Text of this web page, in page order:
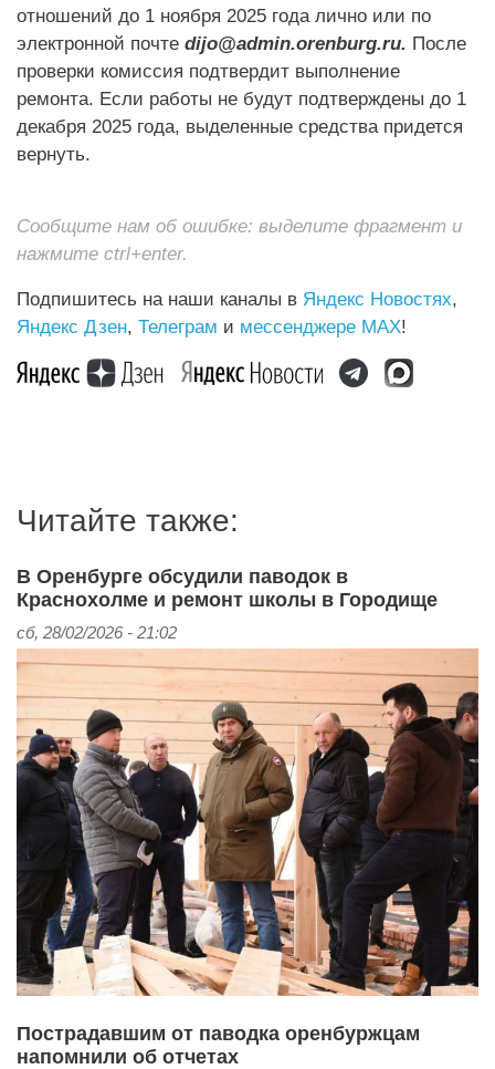
отношений до 1 ноября 2025 года лично или по
электронной почте dijo@admin.orenburg.ru. После
проверки комиссия подтвердит выполнение
ремонта. Если работы не будут подтверждены до 1
декабря 2025 года, выделенные средства придется
вернуть.
Сообщите нам об ошибке: выделите фрагмент и
нажмите ctrl+enter.
Подпишитесь на наши каналы в Яндекс Новостях,
Яндекс Дзен, Телеграм и мессенджере MAX!
Читайте также:
В Оренбурге обсудили паводок в
Краснохолме и ремонт школы в Городище
сб, 28/02/2026 - 21:02
Пострадавшим от паводка оренбуржцам
напомнили об отчетах